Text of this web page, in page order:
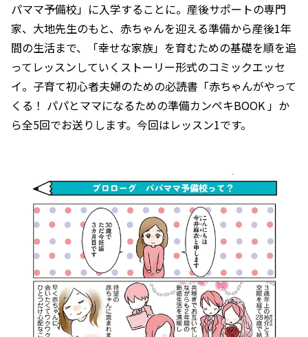
パママ予備校」に入学することに。産後サポートの専門
家、大地先生のもと、赤ちゃんを迎える準備から産後1年
間の生活まで、「幸せな家族」を育むための基礎を順を追
ってレッスンしていくストーリー形式のコミックエッセ
イ。子育て初心者夫婦のための必読書「赤ちゃんがやって
くる！ パパとママになるための準備カンペキBOOK 」か
ら全5回でお送りします。今回はレッスン1です。